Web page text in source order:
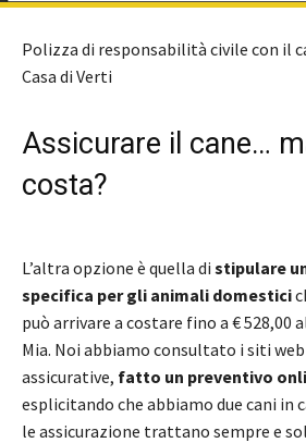
Polizza di responsabilità civile con il
Casa di Verti
Assicurare il cane…
costa?
L’altra opzione è quella di stipulare
specifica per gli animali domestici
può arrivare a costare fino a € 528,00
Mia. Noi abbiamo consultato i siti
assicurative, fatto un preventivo
esplicitando che abbiamo due cani in
le assicurazione trattano sempre e